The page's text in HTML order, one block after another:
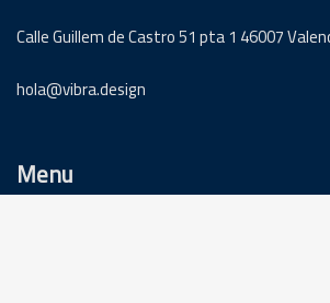
Calle Guillem de Castro 51 pta 1 46007
hola@vibra.design
Menu